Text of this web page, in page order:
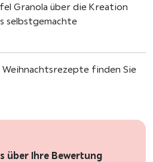
Granola über die Kreation
selbstgemachte
finden Sie
über Ihre Bewertung